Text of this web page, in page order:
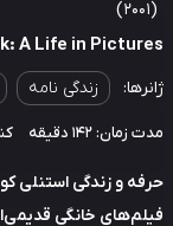
A Life in
زندگی نامه
142 دقیقه
و زندگی استنلی
خانگی قدیمی‌اش،